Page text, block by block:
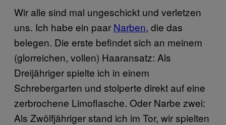
Wir alle sind mal ungeschickt und verletzen
uns. Ich habe ein paar Narben, die das
belegen. Die erste befindet sich an meinem
(glorreichen, vollen) Haaransatz: Als
Dreijähriger spielte ich in einem
Schrebergarten und stolperte direkt auf eine
zerbrochene Limoflasche. Oder Narbe zwei:
Als Zwölfjähriger stand ich im Tor, wir spielten